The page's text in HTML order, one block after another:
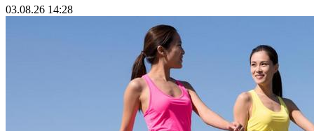
03.08.26 14:28